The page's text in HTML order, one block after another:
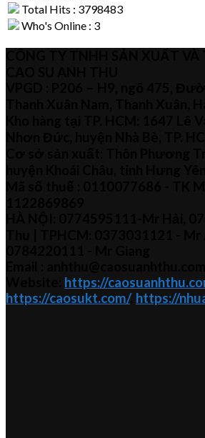
Total Hits : 3798483
Who's Online : 3
https://
https://caosukt.com/, https://